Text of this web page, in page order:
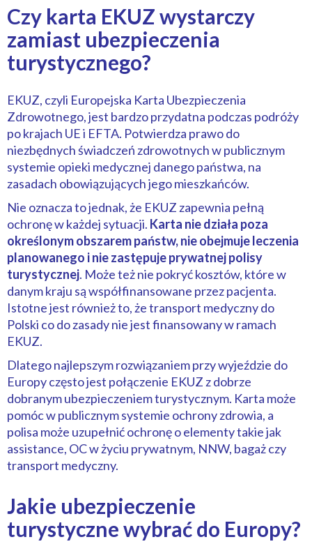
Czy karta EKUZ wystarczy
zamiast ubezpieczenia
turystycznego?
EKUZ, czyli Europejska Karta Ubezpieczenia
Zdrowotnego, jest bardzo przydatna podczas podróży
po krajach UE i EFTA. Potwierdza prawo do
niezbędnych świadczeń zdrowotnych w publicznym
systemie opieki medycznej danego państwa, na
zasadach obowiązujących jego mieszkańców.
Nie oznacza to jednak, że EKUZ zapewnia pełną
ochronę w każdej sytuacji. Karta nie działa poza
określonym obszarem państw, nie obejmuje leczenia
planowanego i nie zastępuje prywatnej polisy
turystycznej. Może też nie pokryć kosztów, które w
danym kraju są współfinansowane przez pacjenta.
Istotne jest również to, że transport medyczny do
Polski co do zasady nie jest finansowany w ramach
EKUZ.
Dlatego najlepszym rozwiązaniem przy wyjeździe do
Europy często jest połączenie EKUZ z dobrze
dobranym ubezpieczeniem turystycznym. Karta może
pomóc w publicznym systemie ochrony zdrowia, a
polisa może uzupełnić ochronę o elementy takie jak
assistance, OC w życiu prywatnym, NNW, bagaż czy
transport medyczny.
Jakie ubezpieczenie
turystyczne wybrać do Europy?